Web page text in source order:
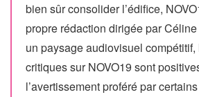
bien sûr consolider l’édifice,
propre rédaction dirigée par
un paysage audiovisuel
critiques sur NOVO19 sont
l’avertissement proféré par